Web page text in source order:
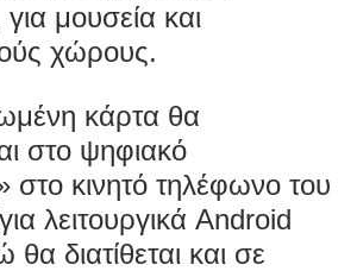
μουσεία και
χώρους.
κάρτα θα
στο ψηφιακό
στο κινητό τηλέφωνο του
λειτουργικά Android
διατίθεται και σε